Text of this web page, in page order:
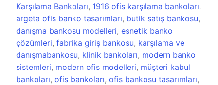
Karşılama Bankoları, 1916 ofis karşılama bankoları,
argeta ofis banko tasarımları, butik satış bankosu,
danışma bankosu modelleri, esnetik banko
çözümleri, fabrika giriş bankosu, karşılama ve
danışmabankosu, klinik bankoları, modern banko
sistemleri, modern ofis modelleri, müşteri kabul
bankoları, ofis bankoları, ofis bankosu tasarımları,